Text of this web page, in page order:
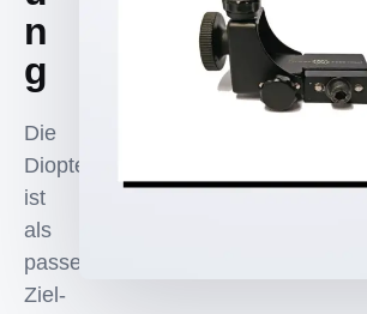
n
g
Die
Dioptervisierung
ist
als
passende
Ziel-